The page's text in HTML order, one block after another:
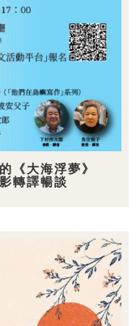
《大海浮夢》
轉譯暢談